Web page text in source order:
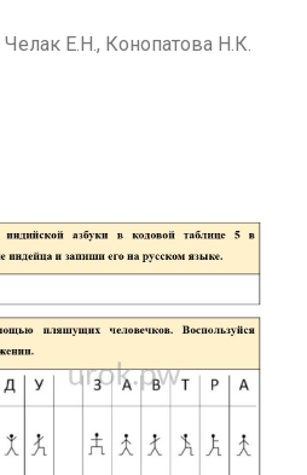
Е.Н., Конопатова Н.К.